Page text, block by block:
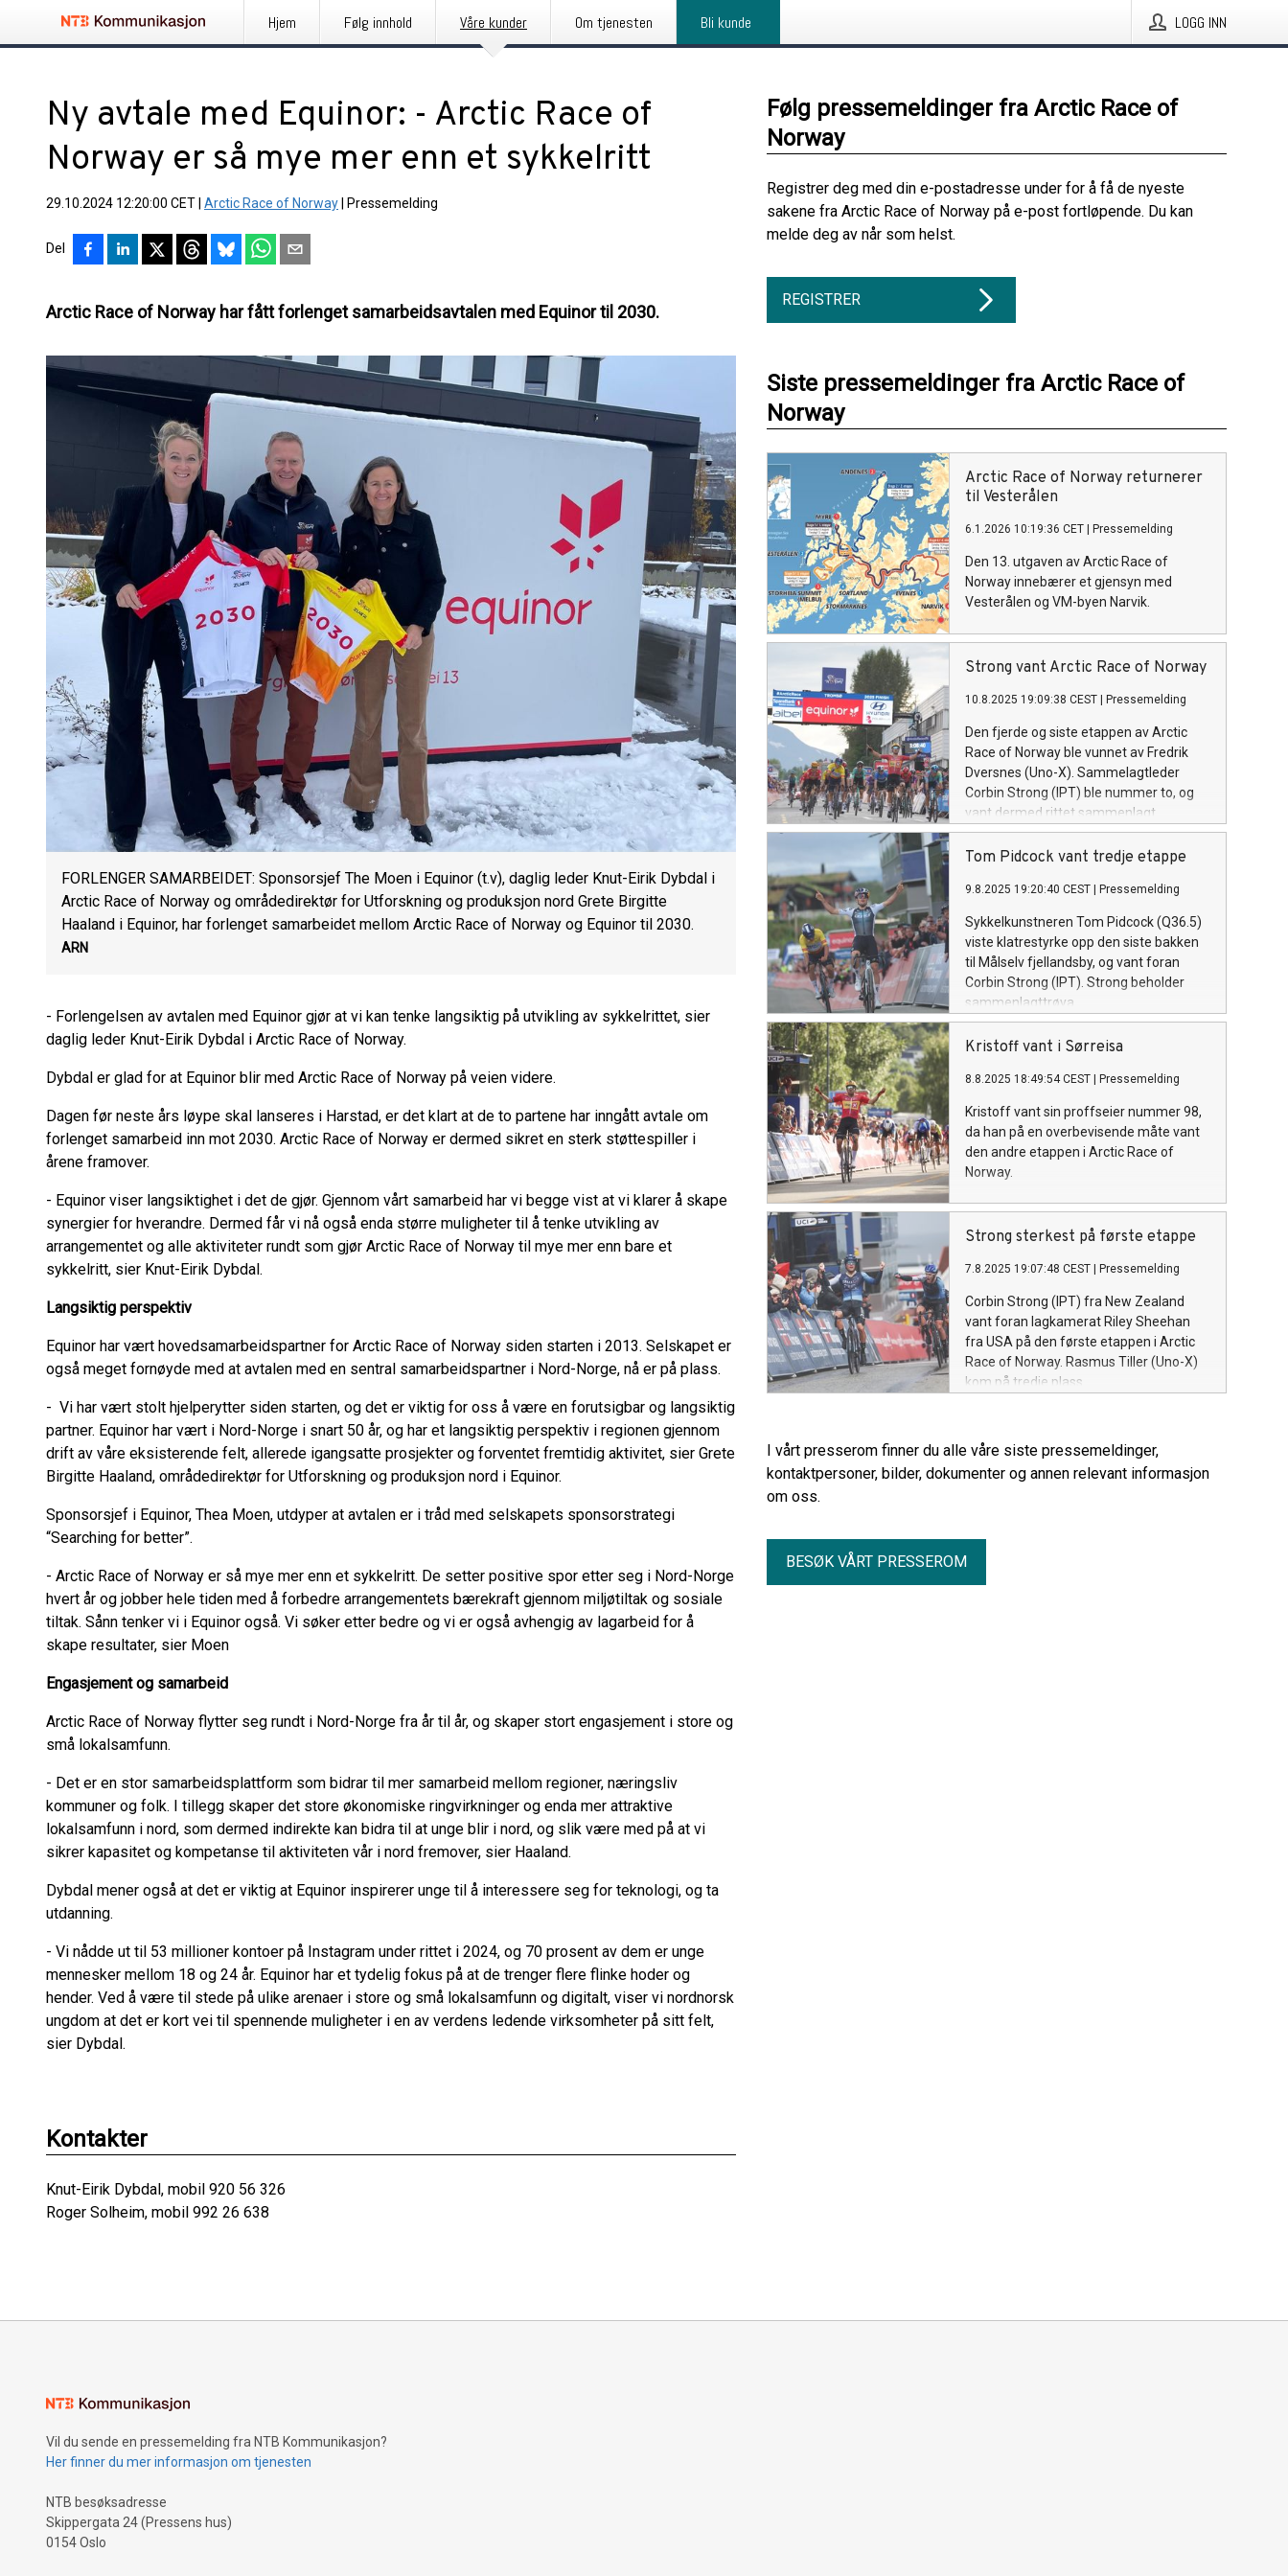
Hjem Følg innhold Våre kunder Om tjenesten Bli kunde LOGG INN
Ny avtale med Equinor: - Arctic Race of
Norway er så mye mer enn et sykkelritt
29.10.2024 12:20:00 CET Arctic Race of Norway Pressemelding
Del
Arctic Race of Norway har fått forlenget samarbeidsavtalen med Equinor til 2030.
FORLENGER SAMARBEIDET: Sponsorsjef The Moen i Equinor (t.v), daglig leder Knut-Eirik Dybdal i
Arctic Race of Norway og områdedirektør for Utforskning og produksjon nord Grete Birgitte
Haaland i Equinor, har forlenget samarbeidet mellom Arctic Race of Norway og Equinor til 2030.
ARN
- Forlengelsen av avtalen med Equinor gjør at vi kan tenke langsiktig på utvikling av sykkelrittet, sier
daglig leder Knut-Eirik Dybdal i Arctic Race of Norway.
Dybdal er glad for at Equinor blir med Arctic Race of Norway på veien videre.
Dagen før neste års løype skal lanseres i Harstad, er det klart at de to partene har inngått avtale om
forlenget samarbeid inn mot 2030. Arctic Race of Norway er dermed sikret en sterk støttespiller i
årene framover.
- Equinor viser langsiktighet i det de gjør. Gjennom vårt samarbeid har vi begge vist at vi klarer å skape
synergier for hverandre. Dermed får vi nå også enda større muligheter til å tenke utvikling av
arrangementet og alle aktiviteter rundt som gjør Arctic Race of Norway til mye mer enn bare et
sykkelritt, sier Knut-Eirik Dybdal.
Langsiktig perspektiv
Equinor har vært hovedsamarbeidspartner for Arctic Race of Norway siden starten i 2013. Selskapet er
også meget fornøyde med at avtalen med en sentral samarbeidspartner i Nord-Norge, nå er på plass.
- Vi har vært stolt hjelperytter siden starten, og det er viktig for oss å være en forutsigbar og langsiktig
partner. Equinor har vært i Nord-Norge i snart 50 år, og har et langsiktig perspektiv i regionen gjennom
drift av våre eksisterende felt, allerede igangsatte prosjekter og forventet fremtidig aktivitet, sier Grete
Birgitte Haaland, områdedirektør for Utforskning og produksjon nord i Equinor.
Sponsorsjef i Equinor, Thea Moen, utdyper at avtalen er i tråd med selskapets sponsorstrategi
“Searching for better”.
- Arctic Race of Norway er så mye mer enn et sykkelritt. De setter positive spor etter seg i Nord-Norge
hvert år og jobber hele tiden med å forbedre arrangementets bærekraft gjennom miljøtiltak og sosiale
tiltak. Sånn tenker vi i Equinor også. Vi søker etter bedre og vi er også avhengig av lagarbeid for å
skape resultater, sier Moen
Engasjement og samarbeid
Arctic Race of Norway flytter seg rundt i Nord-Norge fra år til år, og skaper stort engasjement i store og
små lokalsamfunn.
- Det er en stor samarbeidsplattform som bidrar til mer samarbeid mellom regioner, næringsliv
kommuner og folk. I tillegg skaper det store økonomiske ringvirkninger og enda mer attraktive
lokalsamfunn i nord, som dermed indirekte kan bidra til at unge blir i nord, og slik være med på at vi
sikrer kapasitet og kompetanse til aktiviteten vår i nord fremover, sier Haaland.
Dybdal mener også at det er viktig at Equinor inspirerer unge til å interessere seg for teknologi, og ta
utdanning.
- Vi nådde ut til 53 millioner kontoer på Instagram under rittet i 2024, og 70 prosent av dem er unge
mennesker mellom 18 og 24 år. Equinor har et tydelig fokus på at de trenger flere flinke hoder og
hender. Ved å være til stede på ulike arenaer i store og små lokalsamfunn og digitalt, viser vi nordnorsk
ungdom at det er kort vei til spennende muligheter i en av verdens ledende virksomheter på sitt felt,
sier Dybdal.
Kontakter
Knut-Eirik Dybdal, mobil 920 56 326
Roger Solheim, mobil 992 26 638
Følg pressemeldinger fra Arctic Race of
Norway
Registrer deg med din e-postadresse under for å få de nyeste
sakene fra Arctic Race of Norway på e-post fortløpende. Du kan
melde deg av når som helst.
REGISTRER
Siste pressemeldinger fra Arctic Race of
Norway
Arctic Race of Norway returnerer
til Vesterålen
6.1.2026 10:19:36 CET Pressemelding
Den 13. utgaven av Arctic Race of
Norway innebærer et gjensyn med
Vesterålen og VM-byen Narvik.
Strong vant Arctic Race of Norway
10.8.2025 19:09:38 CEST Pressemelding
Den fjerde og siste etappen av Arctic
Race of Norway ble vunnet av Fredrik
Dversnes (Uno-X). Sammelagtleder
Corbin Strong (IPT) ble nummer to, og
vant dermed rittet sammenlagt.
Tom Pidcock vant tredje etappe
9.8.2025 19:20:40 CEST Pressemelding
Sykkelkunstneren Tom Pidcock (Q36.5)
viste klatrestyrke opp den siste bakken
til Målselv fjellandsby, og vant foran
Corbin Strong (IPT). Strong beholder
sammenlagttrøya.
Kristoff vant i Sørreisa
8.8.2025 18:49:54 CEST Pressemelding
Kristoff vant sin proffseier nummer 98,
da han på en overbevisende måte vant
den andre etappen i Arctic Race of
Norway.
Strong sterkest på første etappe
7.8.2025 19:07:48 CEST Pressemelding
Corbin Strong (IPT) fra New Zealand
vant foran lagkamerat Riley Sheehan
fra USA på den første etappen i Arctic
Race of Norway. Rasmus Tiller (Uno-X)
kom på tredje plass.
I vårt presserom finner du alle våre siste pressemeldinger,
kontaktpersoner, bilder, dokumenter og annen relevant informasjon
om oss.
BESØK VÅRT PRESSEROM
Vil du sende en pressemelding fra NTB Kommunikasjon?
Her finner du mer informasjon om tjenesten
NTB besøksadresse
Skippergata 24 (Pressens hus)
0154 Oslo